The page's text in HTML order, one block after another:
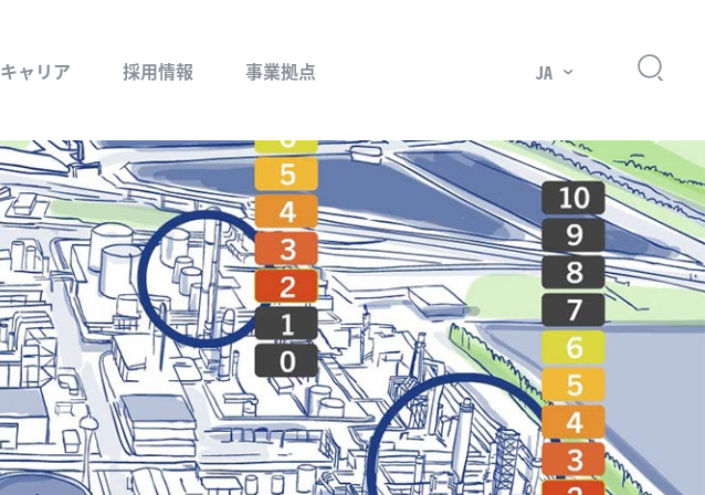
セーフティ
空気・産業用コンプレッサー用部品
産業分野・当社の主要市場
財団
キャリア 採用情報 事業拠点 JA